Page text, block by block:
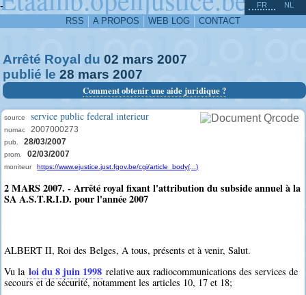
-
RSS A PROPOS WEB LOG CONTACT
FR NL
Arrêté Royal du 02 mars 2007
publié le 28 mars 2007
Comment obtenir une aide juridique ?
source service public federal interieur
numac 2007000273
pub. 28/03/2007
prom. 02/03/2007
moniteur https://www.ejustice.just.fgov.be/cgi/article_body(...)
2 MARS 2007. - Arrêté royal fixant l'attribution du subside annuel à la
SA A.S.T.R.I.D. pour l'année 2007
ALBERT II, Roi des Belges, A tous, présents et à venir, Salut.
Vu la loi du 8 juin 1998 relative aux radiocommunications des services de
secours et de sécurité, notamment les articles 10, 17 et 18;
^